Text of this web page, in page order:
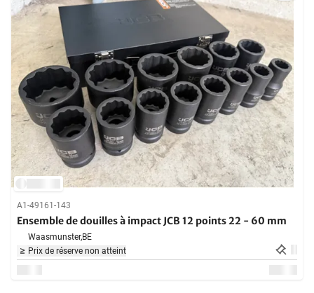
A1-49161-143
Ensemble de douilles à impact JCB 12 points 22 - 60 mm
Waasmunster,BE
Prix de réserve non atteint